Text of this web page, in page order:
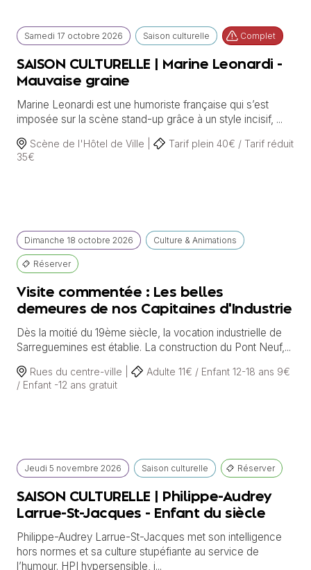
Samedi 17 octobre 2026 Saison culturelle Complet
SAISON CULTURELLE | Marine Leonardi -
Mauvaise graine
Marine Leonardi est une humoriste française qui s’est
imposée sur la scène stand-up grâce à un style incisif, ...
Scène de l'Hôtel de Ville |
Tarif plein 40€ / Tarif réduit
35€
Dimanche 18 octobre 2026 Culture & Animations
Réserver
Visite commentée : Les belles
demeures de nos Capitaines d'Industrie
Dès la moitié du 19ème siècle, la vocation industrielle de
Sarreguemines est établie. La construction du Pont Neuf,...
Rues du centre-ville |
Adulte 11€ / Enfant 12-18 ans 9€
/ Enfant -12 ans gratuit
Jeudi 5 novembre 2026 Saison culturelle Réserver
SAISON CULTURELLE | Philippe-Audrey
Larrue-St-Jacques - Enfant du siècle
Philippe-Audrey Larrue-St-Jacques met son intelligence
hors normes et sa culture stupéfiante au service de
l’humour. HPI hypersensible, i...